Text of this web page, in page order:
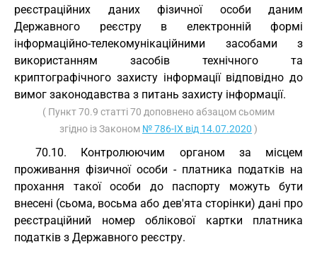
реєстраційних даних фізичної особи даним
Державного реєстру в електронній формі
інформаційно-телекомунікаційними засобами з
використанням засобів технічного та
криптографічного захисту інформації відповідно до
вимог законодавства з питань захисту інформації.
( Пункт 70.9 статті 70 доповнено абзацом сьомим
згідно із Законом № 786-IX від 14.07.2020 )
70.10. Контролюючим органом за місцем
проживання фізичної особи - платника податків на
прохання такої особи до паспорту можуть бути
внесені (сьома, восьма або дев'ята сторінки) дані про
реєстраційний номер облікової картки платника
податків з Державного реєстру.